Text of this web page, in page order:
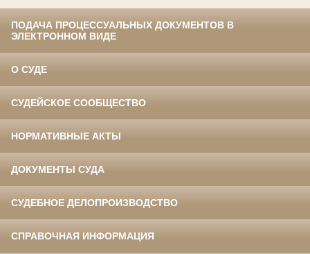
ПОДАЧА ПРОЦЕССУАЛЬНЫХ ДОКУМЕНТОВ В
ЭЛЕКТРОННОМ ВИДЕ
О СУДЕ
СУДЕЙСКОЕ СООБЩЕСТВО
НОРМАТИВНЫЕ АКТЫ
ДОКУМЕНТЫ СУДА
СУДЕБНОЕ ДЕЛОПРОИЗВОДСТВО
СПРАВОЧНАЯ ИНФОРМАЦИЯ